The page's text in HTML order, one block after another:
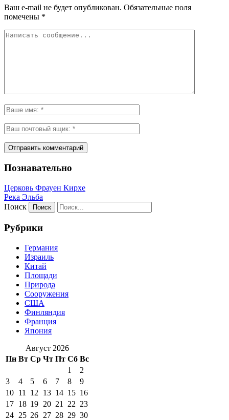
Ваш e-mail не будет опубликован. Обязательные поля
помечены *
Познавательно
Церковь Фрауен Кирхе
Река Эльба
Поиск
Рубрики
Германия
Израиль
Китай
Площади
Природа
Сооружения
США
Финляндия
Франция
Япония
Август 2026
Пн Вт Ср Чт Пт Сб Вс
1
2
3
4 5 6 7 8
9
10 11 12 13 14 15 16
17 18 19 20 21 22 23
24 25 26 27 28 29 30